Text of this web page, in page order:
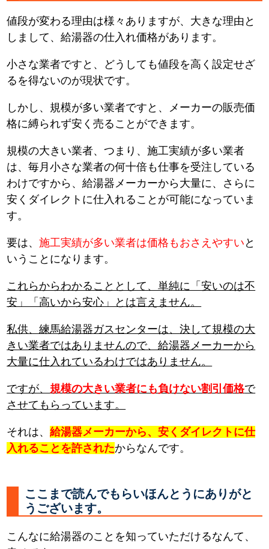
値段が変わる理由は様々ありますが、大きな理由と
しまして、給湯器の仕入れ価格があります。
小さな業者ですと、どうしても値段を高く設定せざ
るを得ないのが現状です。
しかし、規模が多い業者ですと、メーカーの販売価
格に縛られず安く売ることができます。
規模の大きい業者、つまり、施工実績が多い業者
は、毎月小さな業者の何十倍も仕事を受注している
わけですから、給湯器メーカーから大量に、さらに
安くダイレクトに仕入れることが可能になっていま
す。
要は、施工実績が多い業者は価格もおさえやすい と
いうことになります。
これらからわかることとして、単純に「安いのは不
安」「高いから安心」とは言えません。
私供、練馬給湯器ガスセンターは、決して規模の大
きい業者ではありませんので、給湯器メーカーから
大量に仕入れているわけではありません。
ですが、 規模の大きい業者にも負けない割引価格で
させてもらっています。
それは、給湯器メーカーから、安くダイレクトに仕
入れることを許されたからなんです。
ここまで読んでもらいほんとうにありがと
うございます。
こんなに給湯器のことを知っていただけるなんて、